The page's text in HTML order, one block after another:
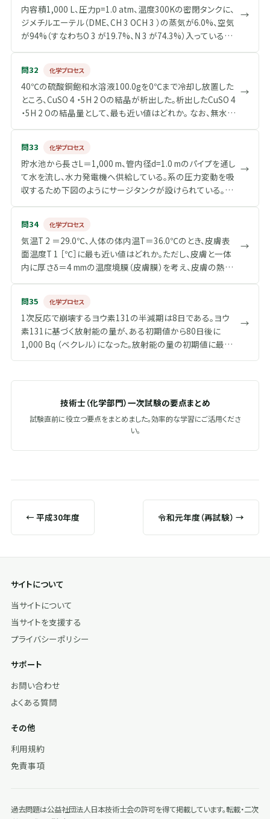
内容積1,000 L、圧力p=1.0 atm、温度300Kの密閉タンクに、
ジメチルエーテル（DME、CH 3 OCH 3 ）の蒸気が6.0%、空気
が94%（すなわちO 3 が19.7%、N 3 が74.3%）入っている。こ
の混合ガスに着火して、DMEを完全燃焼させたとき、密閉タ
分理想気体と仮定する。DMEの燃焼エンタルピーΔH c
＝-1,328 kJ mol -1 （発熱）、燃焼ガスの定積熱容量C v ＝
30 J mol -1 K -1 で一定とする。気体定数R＝0.08206 L atm
mol -1 K -1 である。
→
問32 化学プロセス
40℃の硫酸銅飽和水溶液100.0gを0℃まで冷却し放置した
ところ、CuSO 4 ・5H 2 Oの結晶が析出した。析出したCuSO 4
・5H 2 Oの結晶量として、最も近い値はどれか。 なお、無水硫
酸銅の溶解度は40℃で29.0g、0℃で14.8gとする。ここでの
る。 ただし、各原子量は、H=1、O=16、Cu=64、S=32とする。
→
問33 化学プロセス
貯水池から長さL＝1,000 m、管内径d=1.0 mのパイプを通し
て水を流し、水力発電機へ供給している。系の圧力変動を吸
収するため下図のようにサージタンクが設けられている。基
準高さからの貯水池水面高さはH＝50 mである。サージタ
3.0 ms -1 のとき、hとして、次のうち、最も近い値はどれか。た
だし水の密度ρ＝1,000 kg m -3 、管摩擦係数f＝0.0032、重
力加速度g＝9.8 m s -2 。管内流れの圧力損失はΔP=-2fLu
2 ρ/d［Pa＝kg m -1 s -2 ］である。
→
問34 化学プロセス
気温T 2 ＝29.0℃、人体の体内温T＝36.0℃のとき、皮膚表
面温度T 1 ［℃］に最も近い値はどれか。ただし、皮膚と一体
内に厚さδ＝4 mmの温度境膜（皮膚膜）を考え、皮膚の熱伝
導率λ＝0.21 W m -1 K -1 とする。また、皮膚表面空気側の
→
問35 化学プロセス
1次反応で崩壊するヨウ素131の半減期は8日である。ヨウ
素131に基づく放射能の量が、ある初期値から80日後に
1,000 Bq （ベクレル）になった。放射能の量の初期値に最も
近い値はどれか。ただし、Log 10 0.5＝-0.301である。
→
技術士（化学部門）一次試験の要点まとめ
試験直前に役立つ要点をまとめました。効率的な学習にご活用くださ
い。
← 平成30年度 令和元年度（再試験） →
サイトについて
当サイトについて
当サイトを支援する
プライバシーポリシー
サポート
お問い合わせ
よくある質問
その他
利用規約
免責事項
過去問題は公益社団法人日本技術士会の許可を得て掲載しています。転載・二次